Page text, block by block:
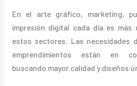
En el arte gráfico, marketing,
impresión digital cada día es
estos sectores. Las necesidades
emprendimientos están en
buscando mayor calidad y diseños